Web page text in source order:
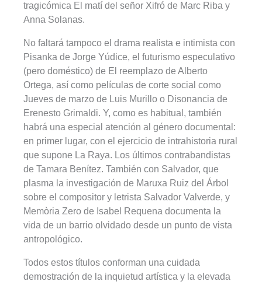
tragicómica El matí del señor Xifró de Marc Riba y
Anna Solanas.
No faltará tampoco el drama realista e intimista con
Pisanka de Jorge Yúdice, el futurismo especulativo
(pero doméstico) de El reemplazo de Alberto
Ortega, así como películas de corte social como
Jueves de marzo de Luis Murillo o Disonancia de
Erenesto Grimaldi. Y, como es habitual, también
habrá una especial atención al género documental:
en primer lugar, con el ejercicio de intrahistoria rural
que supone La Raya. Los últimos contrabandistas
de Tamara Benítez. También con Salvador, que
plasma la investigación de Maruxa Ruiz del Árbol
sobre el compositor y letrista Salvador Valverde, y
Memòria Zero de Isabel Requena documenta la
vida de un barrio olvidado desde un punto de vista
antropológico.
Todos estos títulos conforman una cuidada
demostración de la inquietud artística y la elevada